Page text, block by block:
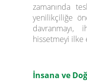
zamanında
yenilikçiliğe
davranmayı,
hissetmeyi ilke
İnsana ve